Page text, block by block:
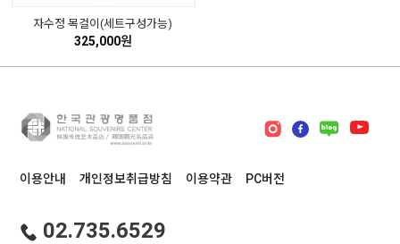
자수정 목걸이(세트구성가능)
325,000원
이용안내 개인정보취급방침 이용약관 PC버전
02.735.6529